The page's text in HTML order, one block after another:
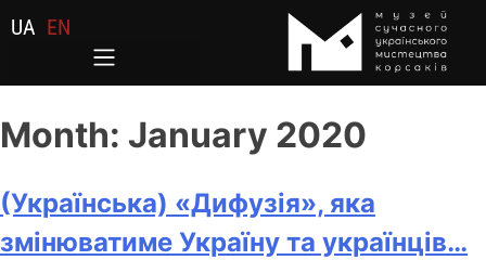
UA EN
Month: January 2020
(Українська) «Дифузія», яка
змінюватиме Україну та українців…